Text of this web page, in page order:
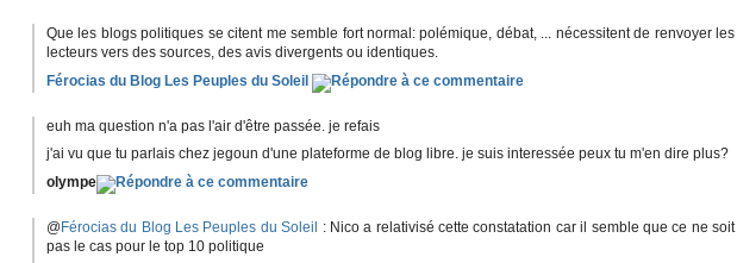
Que les blogs politiques se citent me semble fort normal: polémique, débat, ... nécessitent de renvoyer les
lecteurs vers des sources, des avis divergents ou identiques.
Férocias du Blog Les Peuples du Soleil
euh ma question n'a pas l'air d'être passée. je refais
j'ai vu que tu parlais chez jegoun d'une plateforme de blog libre. je suis interessée peux tu m'en dire plus?
olympe
@Férocias du Blog Les Peuples du Soleil
: Nico a relativisé cette constatation car il semble que ce ne soit
pas le cas pour le top 10 politique